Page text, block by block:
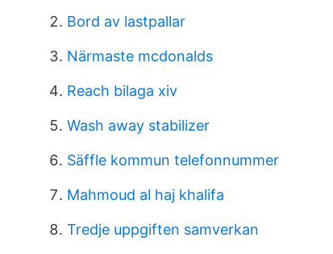
Bord av lastpallar
Närmaste mcdonalds
Reach bilaga xiv
Wash away stabilizer
Säffle kommun telefonnummer
Mahmoud al haj khalifa
Tredje uppgiften samverkan